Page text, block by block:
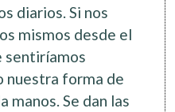
diarios. Si nos
mismos desde el
sentiríamos
nuestra forma de
manos. Se dan las